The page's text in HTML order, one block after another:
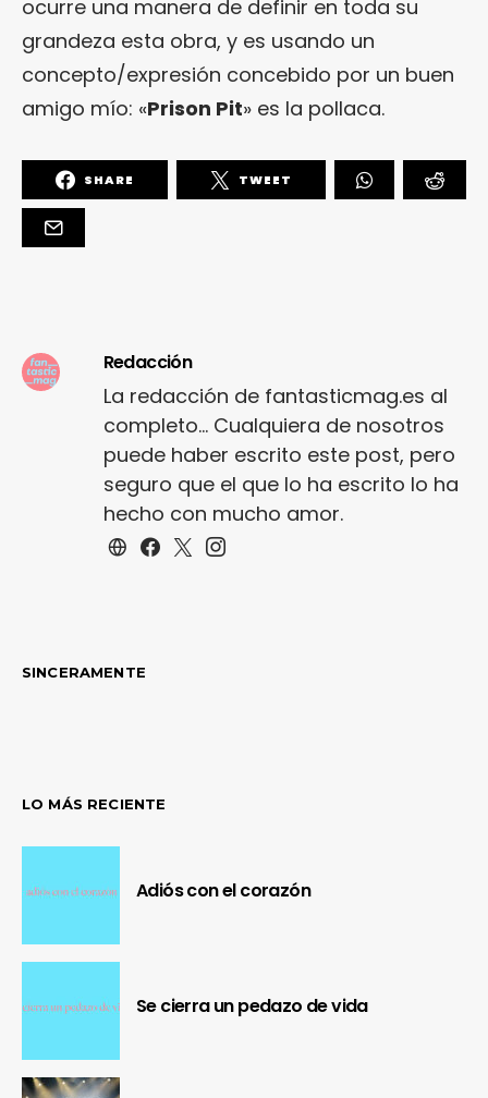
ocurre una manera de definir en toda su
grandeza esta obra, y es usando un
concepto/expresión concebido por un buen
amigo mío: «Prison Pit» es la pollaca.
SHARE TWEET
Redacción
La redacción de fantasticmag.es al
completo... Cualquiera de nosotros
puede haber escrito este post, pero
seguro que el que lo ha escrito lo ha
hecho con mucho amor.
SINCERAMENTE
LO MÁS RECIENTE
Adiós con el corazón
Se cierra un pedazo de vida